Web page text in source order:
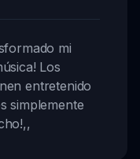
mi
Los
entretenido
simplemente
,,